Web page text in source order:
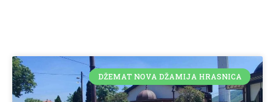
DŽEMAT NOVA DŽAMIJA HRASNICA